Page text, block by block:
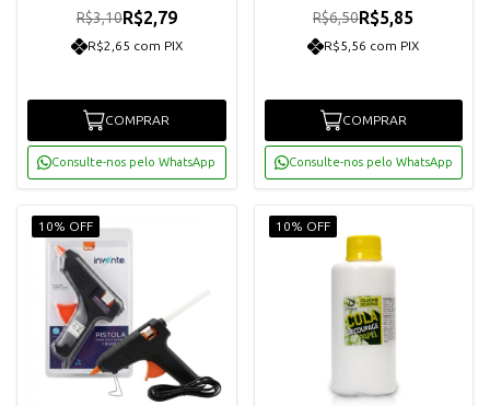
R$3,10R$2,79
R$2,65 com PIX
COMPRAR
Consulte-nos pelo WhatsApp
R$6,50R$5,85
R$5,56 com PIX
COMPRAR
Consulte-nos pelo WhatsApp
10% OFF 10% OFF